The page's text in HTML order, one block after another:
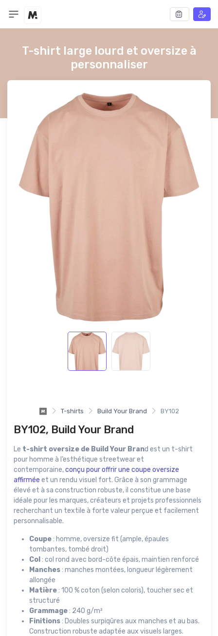
T-shirt large lourd et oversize à
personnaliser
T-shirts Build Your Brand BY102
BY102, Build Your Brand
Le t-shirt oversize de Build Your Brand est un t-shirt
pour homme à l’esthétique streetwear et
contemporaine,conçu pour offrir une coupe oversize
affirmée et un rendu visuel fort. Grâce à son grammage
élevé et à sa construction robuste, il constitue une base
idéale pour les marques, créateurs et projets professionnels
recherchant un textile à forte valeur perçue et facilement
personnalisable.
Coupe: homme, oversize fit (ample, épaules
tombantes, tombé droit)
Col : col rond avec bord-côte épais, maintien renforcé
Manches: manches montées, longueur légèrement
allongée
Matière: 100 % coton (selon coloris), toucher sec et
structuré
Grammage: 240 g/m²
Finitions: Doubles surpiqûres aux manches et au bas.
Construction robuste adaptée aux visuels larges.